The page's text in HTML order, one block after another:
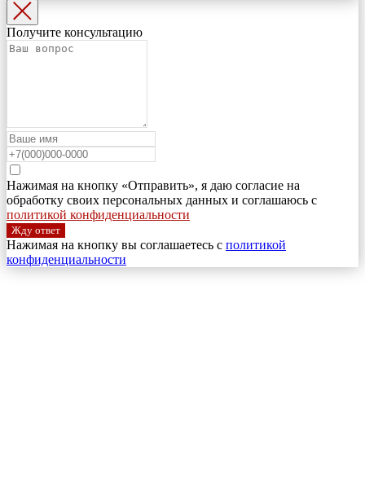
Получите консультацию
Нажимая на кнопку «Отправить», я даю согласие на
обработку своих персональных данных и соглашаюсь с
политикой конфиденциальности
Жду ответ
Нажимая на кнопку вы соглашаетесь с политикой
конфиденциальности